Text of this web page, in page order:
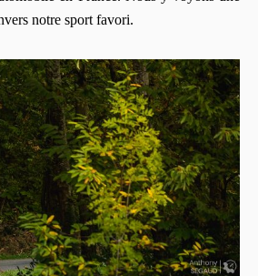
notre sport favori.